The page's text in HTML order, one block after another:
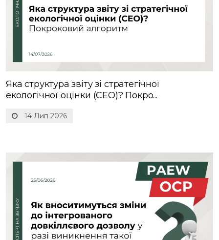
14 Лип 2026
Яка структура звіту зі стратегічної
екологічної оцінки (СЕО)? Покро...